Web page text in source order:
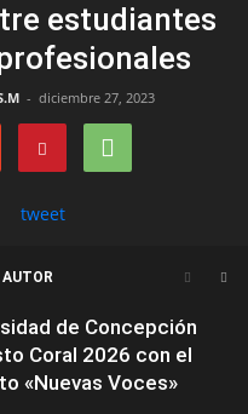
estudiantes
- diciembre 27, 2023
tweet
AUTOR
de Concepción
Coral 2026 con el
«Nuevas Voces»